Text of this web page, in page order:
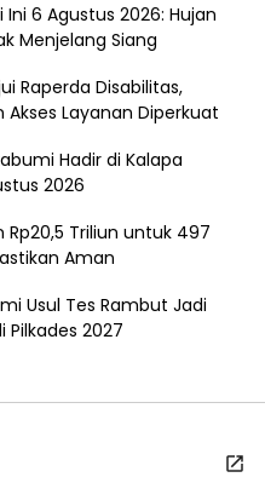
6 Agustus 2026: Hujan
Menjelang Siang
Raperda Disabilitas,
Akses Layanan Diperkuat
Hadir di Kalapa
2026
Triliun untuk 497
Aman
Usul Tes Rambut Jadi
Pilkades 2027